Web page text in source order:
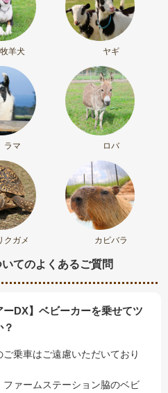
牧羊犬 ヤギ
ラマ ロバ
クガメ カピバラ
てのよくあるご質問
ーDX】ベビーカーを乗せてツ
乗車はご遠慮いただいており
ァームステーション脇のベビ